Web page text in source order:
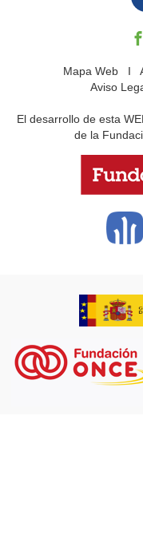
Mapa WebI
Aviso
El desarrollo de esta
de la